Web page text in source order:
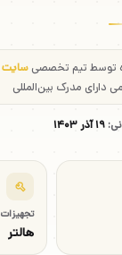
توسط تیم تخصصیسایت
دارای مدرک بین‌المللی
۱۹ آذر ۱۴۰۳
تجهیزات
هالتر